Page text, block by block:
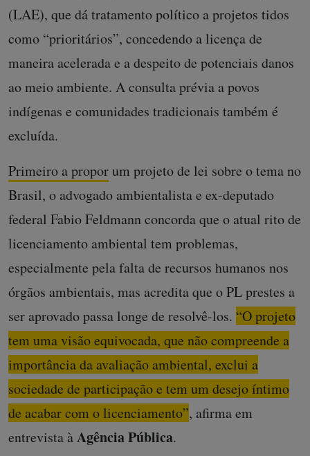
(LAE), que dá tratamento político a projetos tidos
como “prioritários”, concedendo a licença de
maneira acelerada e a despeito de potenciais danos
ao meio ambiente. A consulta prévia a povos
indígenas e comunidades tradicionais também é
excluída.
Primeiro a proporum projeto de lei sobre o tema no
Brasil, o advogado ambientalista e ex-deputado
federal Fabio Feldmann concorda que o atual rito de
licenciamento ambiental tem problemas,
especialmente pela falta de recursos humanos nos
órgãos ambientais, mas acredita que o PL prestes a
ser aprovado passa longe de resolvê-los. “O projeto
tem uma visão equivocada, que não compreende a
importância da avaliação ambiental, exclui a
sociedade de participação e tem um desejo íntimo
de acabar com o licenciamento”, afirma em
entrevista àAgência Pública.